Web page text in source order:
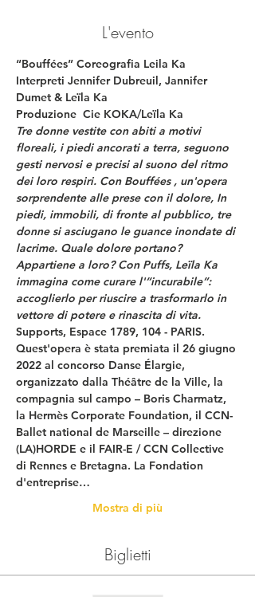
L'evento
“Bouffées” Coreografia Leila Ka
Interpreti Jennifer Dubreuil, Jannifer
Dumet & Leïla Ka
Produzione  Cie KOKA/Leïla Ka
Tre donne vestite con abiti a motivi
floreali, i piedi ancorati a terra, seguono
gesti nervosi e precisi al suono del ritmo
dei loro respiri. Con Bouffées , un'opera
sorprendente alle prese con il dolore, In
piedi, immobili, di fronte al pubblico, tre
donne si asciugano le guance inondate di
lacrime. Quale dolore portano?
Appartiene a loro? Con Puffs, Leïla Ka
immagina come curare l'“incurabile”:
accoglierlo per riuscire a trasformarlo in
vettore di potere e rinascita di vita.
Supports, Espace 1789, 104 - PARIS.
Quest'opera è stata premiata il 26 giugno
2022 al concorso Danse Élargie,
organizzato dalla Théâtre de la Ville, la
compagnia sul campo – Boris Charmatz,
la Hermès Corporate Foundation, il CCN-
Ballet national de Marseille – direzione
(LA)HORDE e il FAIR-E / CCN Collective
di Rennes e Bretagna. La Fondation
d'entreprise…
Mostra di più
Biglietti